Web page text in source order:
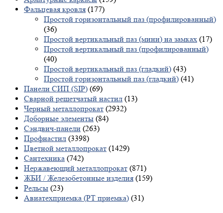
Фальцевая кровля (177)
Простой горизонтальный паз (профилированный)
(36)
Простой вертикальный паз (мини) на замках (17)
Простой вертикальный паз (профилированный)
(40)
Простой вертикальный паз (гладкий) (43)
Простой горизонтальный паз (гладкий) (41)
Панели СИП (SIP) (69)
Сварной решетчатый настил (13)
Черный металлопрокат (2932)
Доборные элементы (84)
Сэндвич-панели (263)
Профнастил (3398)
Цветной металлопрокат (1429)
Сантехника (742)
Нержавеющий металлопрокат (871)
ЖБИ / Железобетонные изделия (159)
Рельсы (23)
Авиатехприемка (РТ приемка) (31)